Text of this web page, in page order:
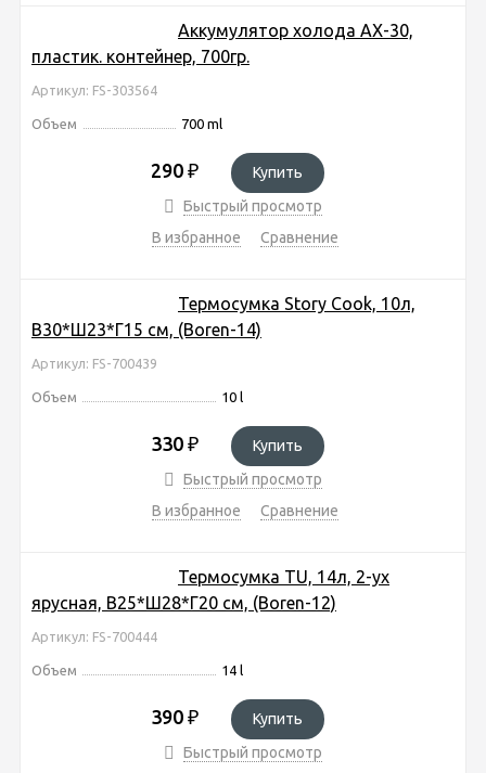
Аккумулятор холода AX-30,
пластик. контейнер, 700гр.
Артикул: FS-303564
Объем 700 ml
290 ₽
Купить
Быстрый просмотр
В избранное
Сравнение
Термосумка Story Cook, 10л,
В30*Ш23*Г15 см, (Boren-14)
Артикул: FS-700439
Объем 10 l
330 ₽
Купить
Быстрый просмотр
В избранное
Сравнение
Термосумка TU, 14л, 2-ух
ярусная, В25*Ш28*Г20 см, (Boren-12)
Артикул: FS-700444
Объем 14 l
390 ₽
Купить
Быстрый просмотр